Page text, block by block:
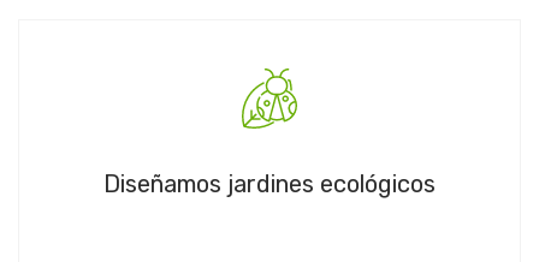
Diseñamos jardines ecológicos